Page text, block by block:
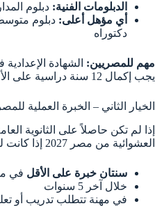
الدبلومات الفنية: دبلوم
أي مؤهل أعلى: دبلوم
دكتوراه
مهم للمصريين:
يجب إكمال 12 سنة دراسية على الأقل.
الخيار الثاني – الخبرة العملية
إذا لم تكن حاصلاً على الثانوية
العشوائية من مصر 2027 إذا كانت لديك خبرة عملية:
سنتان خبرة على الأقل في
خلال آخر 5 سنوات
في مهنة تتطلب تدريب أو